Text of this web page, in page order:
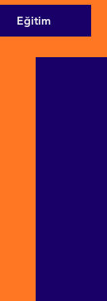
Eğitim